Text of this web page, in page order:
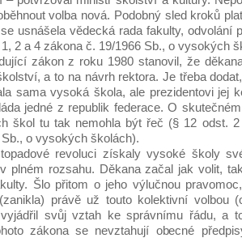
volba nová. Podobný sled kroků
usnášela vědecká rada fakulty, odvolání
2 a 4 zákona č. 19/1966 Sb., o vysokých
zákon z roku 1980 stanovil, že
a to na návrh rektora. Je třeba
sama vysoká škola, ale prezidentovi jej
jedné z republik federace. O
škol tu tak nemohla být řeč (§ 12 odst.
o vysokých školách).
revoluci získaly vysoké školy
plném rozsahu. Děkana začal jak volit,
Šlo přitom o jeho výlučnou
právě už touto kolektivní volbou
svůj vztah ke správnímu řádu, a
zákona se nevztahují obecné